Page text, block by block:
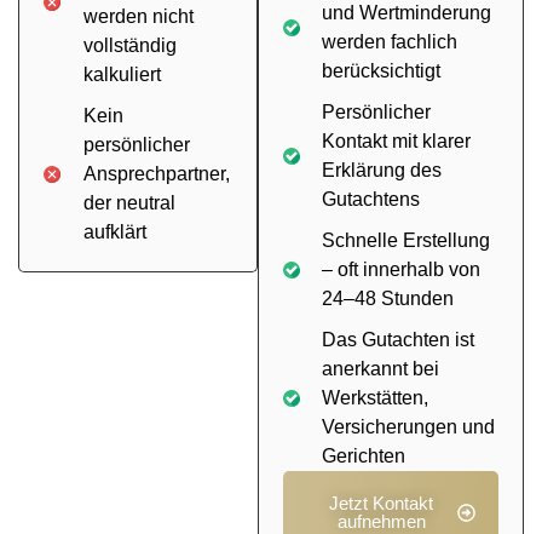
und Wertminderung
werden fachlich
berücksichtigt
Persönlicher
Kontakt mit klarer
Erklärung des
Gutachtens
Schnelle Erstellung
– oft innerhalb von
24–48 Stunden
Das Gutachten ist
anerkannt bei
Werkstätten,
Versicherungen und
Gerichten
Jetzt Kontakt
aufnehmen
werden nicht
vollständig
kalkuliert
Kein
persönlicher
Ansprechpartner,
der neutral
aufklärt